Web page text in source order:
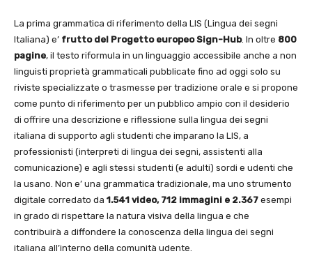
La prima grammatica di riferimento della LIS (Lingua dei segni
Italiana) e’ frutto del Progetto europeo Sign-Hub. In oltre 800
pagine, il testo riformula in un linguaggio accessibile anche a non
linguisti proprietà grammaticali pubblicate fino ad oggi solo su
riviste specializzate o trasmesse per tradizione orale e si propone
come punto di riferimento per un pubblico ampio con il desiderio
di offrire una descrizione e riflessione sulla lingua dei segni
italiana di supporto agli studenti che imparano la LIS, a
professionisti (interpreti di lingua dei segni, assistenti alla
comunicazione) e agli stessi studenti (e adulti) sordi e udenti che
la usano. Non e’ una grammatica tradizionale, ma uno strumento
digitale corredato da 1.541 video, 712 immagini e 2.367 esempi
in grado di rispettare la natura visiva della lingua e che
contribuirà a diffondere la conoscenza della lingua dei segni
italiana all’interno della comunità udente.